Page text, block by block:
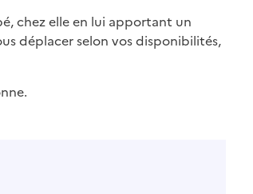
chez elle en lui apportant un
déplacer selon vos disponibilités,